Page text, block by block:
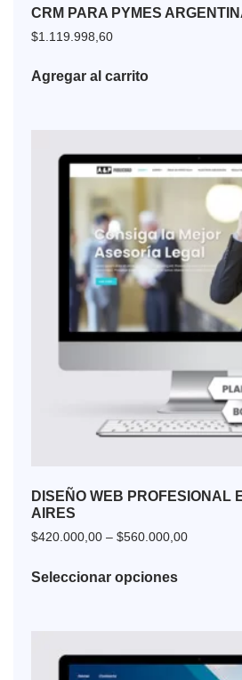
CRM PARA PYMES
$1.119.998,60
Agregar al carrito
DISEÑO WEB PROFESIONAL
AIRES
$420.000,00 – $560.000,00
Seleccionar opciones